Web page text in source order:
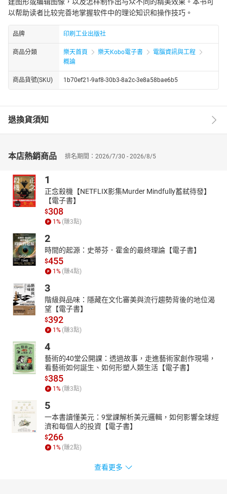
以帮助读者比较完善地掌握软件中的理论知识和操作技巧。
品牌 印刷工业出版社
商品分類 樂天首頁 樂天Kobo電子書
電腦資訊與工程
概論
商品貨號(SKU) 1b70ef21-9af8-30b3-8a2c-3e8a58bae6b5
退換貨須知
本店熱銷商品 排名期間：2026/7/30 - 2026/8/5
1
正念殺機【NETFLIX影集Murder Mindfully蓄弒待發】
【電子書】
$308
1% (賺3點)
2
時間的起源：史蒂芬．霍金的最終理論【電子書】
$455
1% (賺4點)
3
階級與品味：隱藏在文化審美與流行趨勢背後的地位渴
望【電子書】
$392
1% (賺3點)
4
藝術的40堂公開課：透過故事，走進藝術家創作現場，
看藝術如何誕生、如何形塑人類生活【電子書】
$385
1% (賺3點)
5
一本書讀懂美元：9堂課解析美元邏輯，如何影響全球經
濟和每個人的投資【電子書】
$266
1% (賺2點)
查看更多